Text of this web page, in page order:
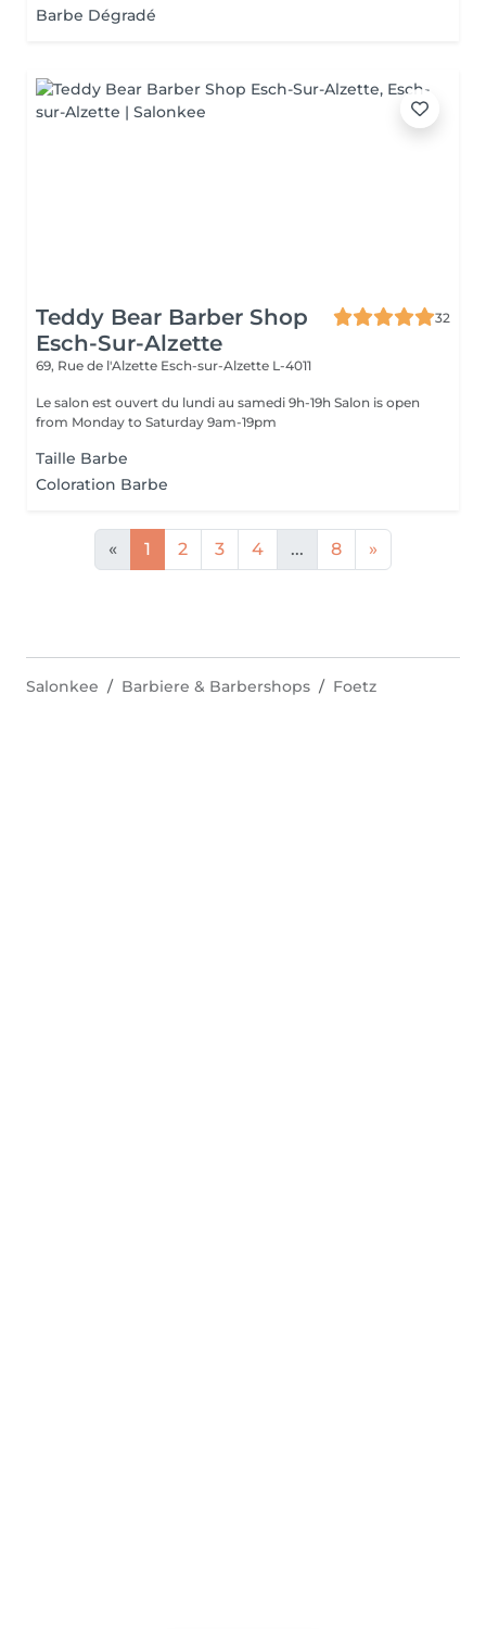
Barbe Dégradé
Teddy Bear Barber Shop
Esch-Sur-Alzette
32
69, Rue de l'Alzette Esch-sur-Alzette L-4011
Le salon est ouvert du lundi au samedi 9h-19h Salon is open
from Monday to Saturday 9am-19pm
Taille Barbe
Coloration Barbe
« 1 2 3 4 ... 8 »
Salonkee Barbiere & Barbershops Foetz